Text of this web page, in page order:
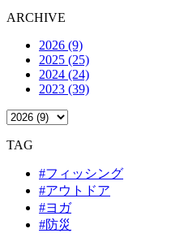
ARCHIVE
2026 (9)
2025 (25)
2024 (24)
2023 (39)
TAG
#フィッシング
#アウトドア
#ヨガ
#防災